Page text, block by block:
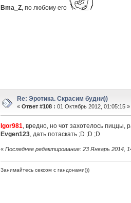
Bma_Z, по любому его
Re: Эротика. Скрасим будни))
« Ответ #108 : 01 Октябрь 2012, 01:05:15 »
Igor981, вредно, но чот захотелось пиццы,
Evgen123, дать потаскать ;D ;D ;D
« Последнее редактирование: 23 Январь 2014,
Занимайтесь сексом с гандонами)))